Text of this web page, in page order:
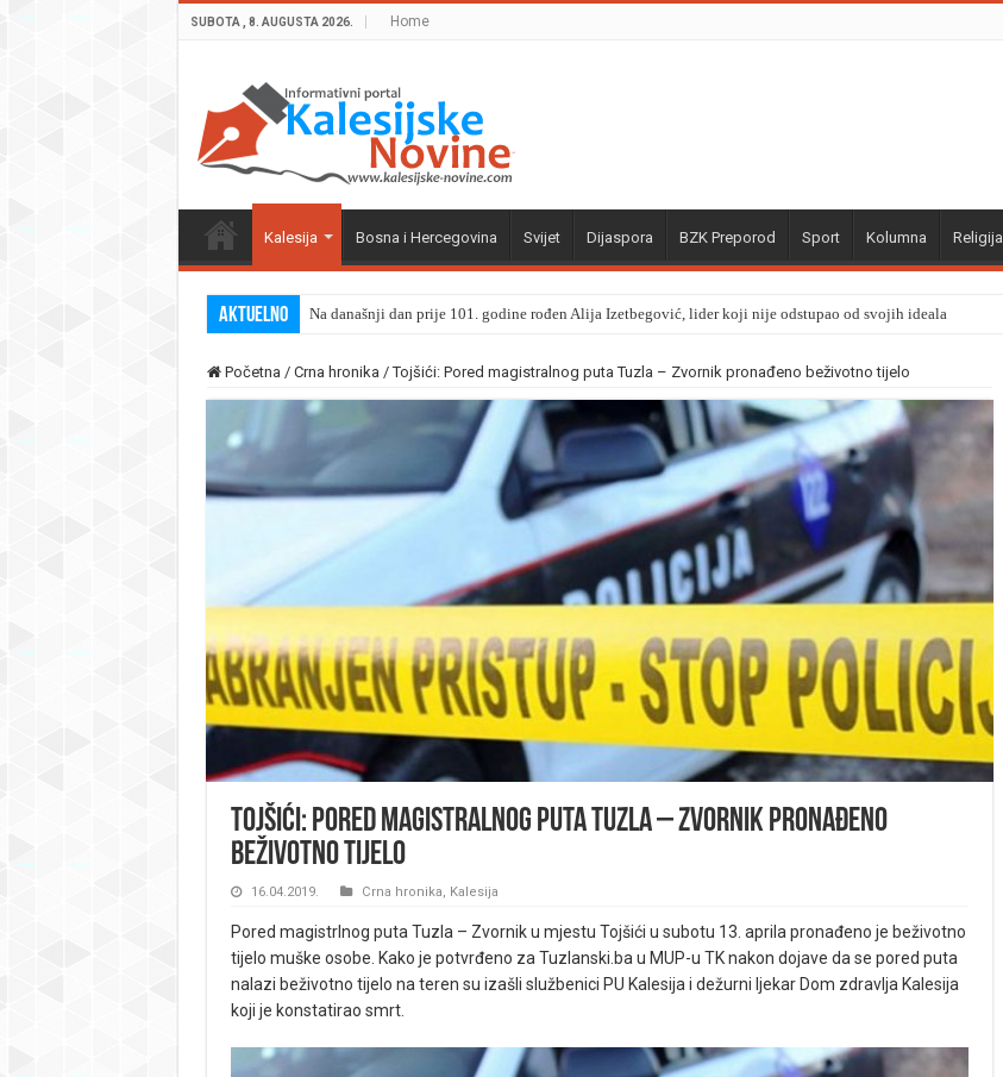
SUBOTA , 8. AUGUSTA 2026. Home
Kalesija Bosna i Hercegovina Svijet Dijaspora BZK Preporod Sport Kolumna Religija
Aktuelno Na današnji dan prije 101. godine rođen Alija Izetbegović, lider koji nije odstupao od svojih ideala
Početna / Crna hronika / Tojšići: Pored magistralnog puta Tuzla – Zvornik pronađeno beživotno tijelo
Tojšići: Pored magistralnog puta Tuzla – Zvornik pronađeno
beživotno tijelo
16.04.2019. Crna hronika, Kalesija
Pored magistrlnog puta Tuzla – Zvornik u mjestu Tojšići u subotu 13. aprila pronađeno je beživotno
tijelo muške osobe. Kako je potvrđeno za Tuzlanski.ba u MUP-u TK nakon dojave da se pored puta
nalazi beživotno tijelo na teren su izašli službenici PU Kalesija i dežurni ljekar Dom zdravlja Kalesija
koji je konstatirao smrt.